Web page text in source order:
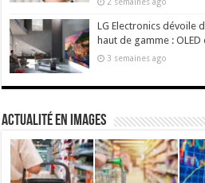
LG Electronics dévoile
haut de gamme :
3 semaines ago
actualité en images